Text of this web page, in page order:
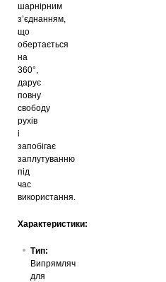
шарнірним
з’єднанням,
що
обертається
на
360°,
дарує
повну
свободу
рухів
і
запобігає
заплутуванню
під
час
використання.
Характеристики:
Тип:
Випрямляч
для